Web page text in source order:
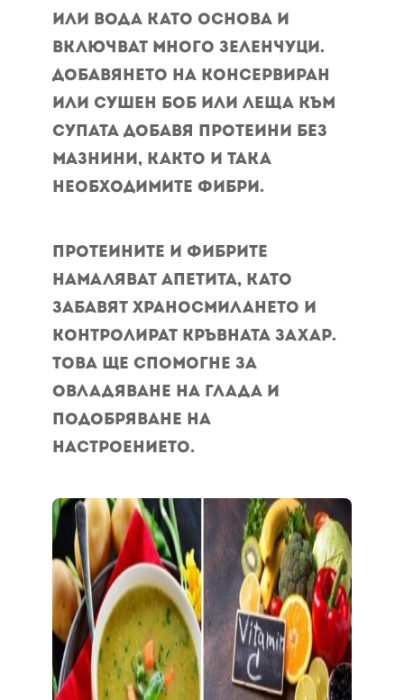
или вода като основа и
включват много зеленчуци.
Добавянето на консервиран
или сушен боб или леща към
супата добавя протеини без
мазнини, както и така
необходимите фибри.
Протеините и фибрите
намаляват апетита, като
забавят храносмилането и
контролират кръвната захар.
Това ще спомогне за
овладяване на глада и
подобряване на
настроението.